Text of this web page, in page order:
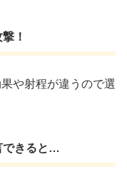
！
や射程が違うので選
できると…